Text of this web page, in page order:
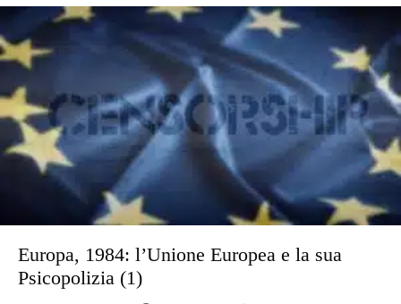
Europa, 1984: l’Unione Europea e la sua
Psicopolizia (1)